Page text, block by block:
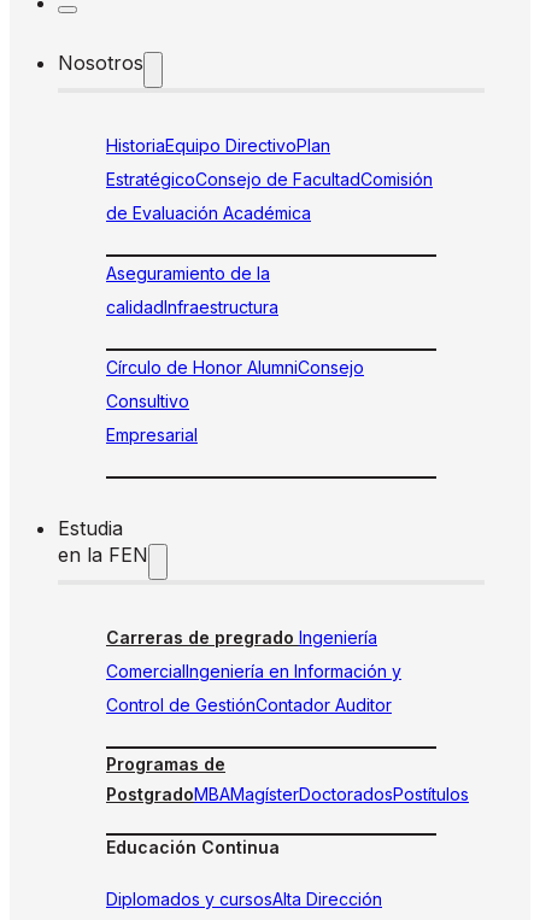
Nosotros
HistoriaEquipo DirectivoPlan
EstratégicoConsejo de FacultadComisión
de Evaluación Académica
Aseguramiento de la
calidadInfraestructura
Círculo de Honor AlumniConsejo
Consultivo
Empresarial
Estudia
en la FEN
Carreras de pregrado Ingeniería
ComercialIngeniería en Información y
Control de GestiónContador Auditor
Programas de
PostgradoMBAMagísterDoctoradosPostítulos
Educación Continua
Diplomados y cursosAlta Dirección